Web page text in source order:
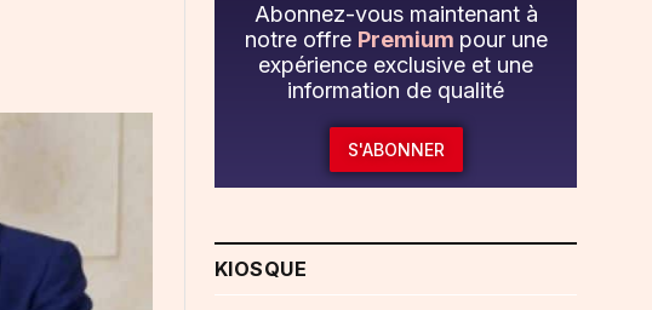
Abonnez-vous maintenant à
notre offre Premium pour une
expérience exclusive et une
information de qualité
S'ABONNER
KIOSQUE